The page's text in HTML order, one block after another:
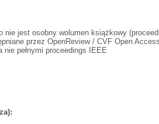
nie jest osobny wolumen książkowy
przez OpenReview / CVF Open
pełnymi proceedings IEEE